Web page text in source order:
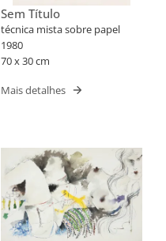
Sem Título
técnica mista sobre papel
1980
70 x 30 cm
Mais detalhes